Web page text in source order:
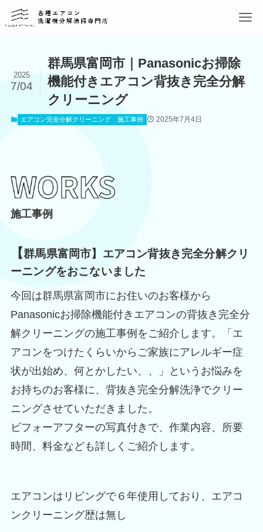
群馬県富岡市｜Panasonicお掃除
機能付きエアコン背抜き完全分解
クリーニング
2025
7/04
エアコン完全分解クリーニング 施工事例 2025年7月4日
施工事例
【群馬県富岡市】エアコン背抜き完全分解クリ
ーニングをおこないました
今回は群馬県富岡市にお住いのお客様から
Panasonicお掃除機能付きエアコンの背抜き完全分
解クリーニングの施工事例をご紹介します。「エ
アコンをつけたくらいからご家族にアレルギー症
状が出始め、何とかしたい、、」というお悩みを
お持ちのお客様に、背抜き完全分解洗浄でクリー
ニングさせていただきました。
ビフォーアフターの写真付きで、作業内容、所要
時間、料金なども詳しくご紹介します。
エアコンはリビングで６年使用しており、エアコ
ンクリーニング歴は無し